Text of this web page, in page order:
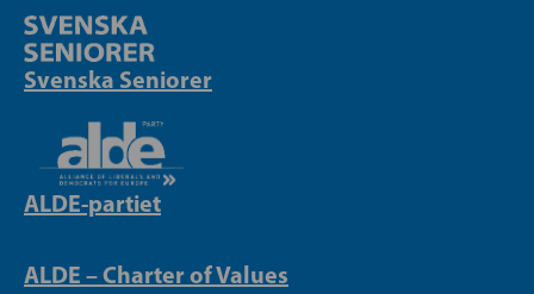
Svenska Seniorer
ALDE-partiet
ALDE – Charter of Values